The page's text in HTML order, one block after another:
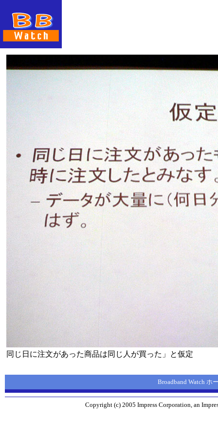
同じ日に注文があった商品は同じ人が買った」と仮定
Broadband Watch ホ
Copyright (c) 2005 Impress Corporation, an